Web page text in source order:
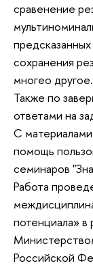
сравенение
сохранения
многео другое.
Также по
ответами на
С
помощь
семинаров
Работа
потенциала» в
Российской